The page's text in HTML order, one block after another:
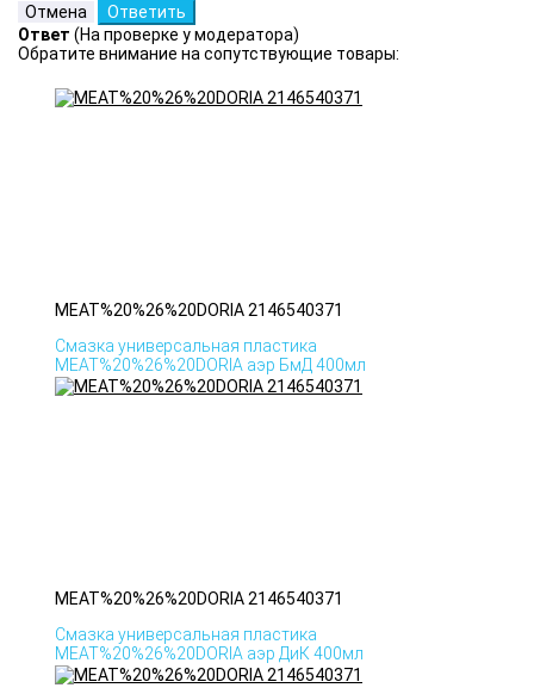
Ответ (На проверке у модератора)
Обратите внимание на сопутствующие товары:
MEAT%20%26%20DORIA 2146540371
Смазка универсальная пластика
MEAT%20%26%20DORIA аэр БмД 400мл
MEAT%20%26%20DORIA 2146540371
Смазка универсальная пластика
MEAT%20%26%20DORIA аэр ДиК 400мл